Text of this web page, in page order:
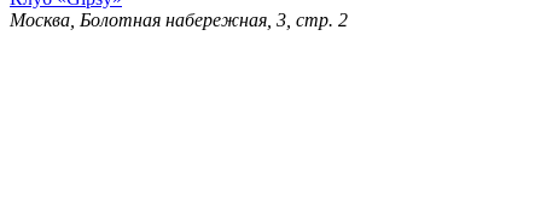
Москва, Болотная набережная, 3, стр. 2